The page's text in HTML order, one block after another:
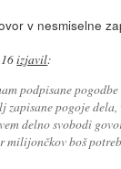
v nesmiselne
izjavil:
podpisane
zapisane pogoje dela,
delno svobodi
milijončkov boš